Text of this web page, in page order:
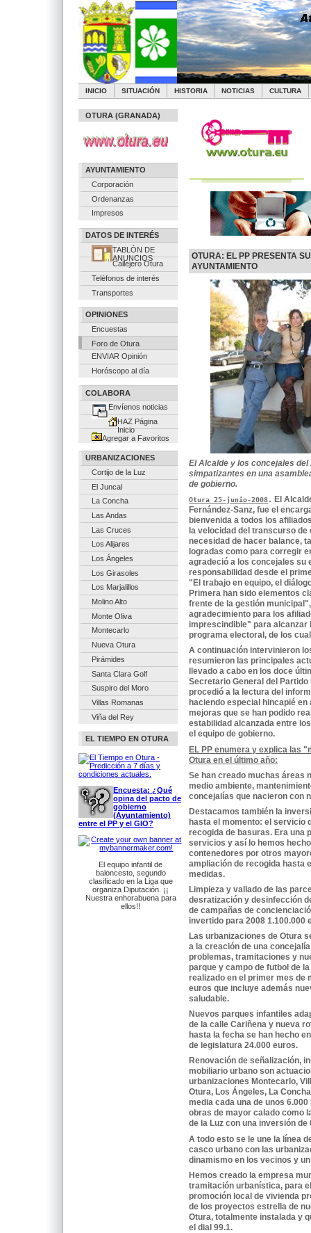
INICIO SITUACIÓN HISTORIA NOTICIAS CULTURA
OTURA (GRANADA)
AYUNTAMIENTO
Corporación
Ordenanzas
Impresos
DATOS DE INTERÉS
TABLÓN DE
ANUNCIOS
Callejero Otura
Teléfonos de interés
Transportes
OPINIONES
Encuestas
Foro de Otura
ENVIAR Opinión
Horóscopo al día
COLABORA
Envíenos noticias
HAZ Página
Inicio
Agregar a Favoritos
URBANIZACIONES
Cortijo de la Luz
El Juncal
La Concha
Las Andas
Las Cruces
Los Alijares
Los Ángeles
Los Girasoles
Los Marjalillos
Molino Alto
Monte Oliva
Montecarlo
Nueva Otura
Pirámides
Santa Clara Golf
Suspiro del Moro
Villas Romanas
Viña del Rey
EL TIEMPO EN OTURA
Encuesta: ¿Qué
opina del pacto de
gobierno
(Ayuntamiento)
entre el PP y el GIO?
El equipo infantil de
baloncesto, segundo
clasificado en la Liga que
organiza Diputación. ¡¡
Nuestra enhorabuena para
ellos!!
OTURA: EL PP PRESENTA
AYUNTAMIENTO
El Alcalde y los concejales
simpatizantes en una
de gobierno.
Otura 25-junio-2008.
El
Fernández-Sanz, fue el
bienvenida a todos los
la velocidad del transcurso
necesidad de hacer balance,
logradas como para corregir
agradeció a los concejales su
responsabilidad desde el
"El trabajo en equipo, el
Primera han sido elementos
frente de la gestión
agradecimiento para los
imprescindible" para alcanzar
programa electoral, de los
A continuación intervinieron
resumieron las principales
llevado a cabo en los doce
Secretario General del Partido
procedió a la lectura del
haciendo especial hincapié
mejoras que se han podido
estabilidad alcanzada entre
el equipo de gobierno.
EL PP enumera y explica las
Otura en el último año:
Se han creado muchas áreas
medio ambiente,
concejalías que nacieron con
Destacamos también la
hasta el momento: el servicio
recogida de basuras. Era una
servicios y así lo hemos
contenedores por otros
ampliación de recogida hasta
medidas.
Limpieza y vallado de las
desratización y desinfección
de campañas de
invertido para 2008 1.100.000
Las urbanizaciones de Otura
a la creación de una
problemas, tramitaciones y
parque y campo de futbol de
realizado en el primer mes de
euros que incluye además
saludable.
Nuevos parques infantiles
de la calle Cariñena y nueva
hasta la fecha se han hecho
de legislatura 24.000 euros.
Renovación de señalización,
mobiliario urbano son
urbanizaciones Montecarlo,
Otura, Los Ángeles, La
media cada una de unos
obras de mayor calado como
de la Luz con una inversión de
A todo esto se le une la línea
casco urbano con las
dinamismo en los vecinos y
Hemos creado la empresa
tramitación urbanística, para
promoción local de vivienda
de los proyectos estrella de
Otura, totalmente instalada y
el dial 99.1.